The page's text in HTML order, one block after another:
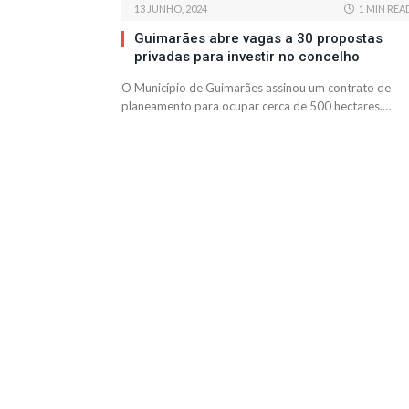
13 JUNHO, 2024 1 MIN
Guimarães abre vagas a 30 propostas
privadas para investir no concelho
O Município de Guimarães assinou um contrato de
planeamento para ocupar cerca de 500 hectares.…